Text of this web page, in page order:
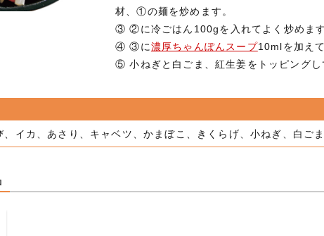
材、①の麺を炒めます。
③ ②に冷ごはん100gを入れてよく炒めます
④ ③に濃厚ちゃんぽんスープ10mlを加え
⑤ 小ねぎと白ごま、紅生姜をトッピングし
、イカ、あさり、キャベツ、かまぼこ、きくらげ、小ねぎ、白ご